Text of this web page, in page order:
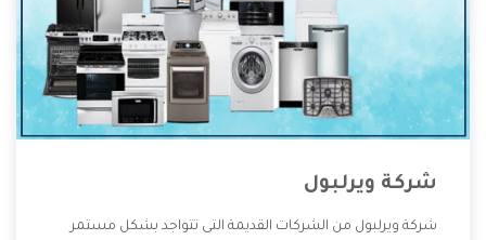
شركة ويرلبول
شركة ويرلبول من الشركات القديمة التى تتواجد بشكل مستمر